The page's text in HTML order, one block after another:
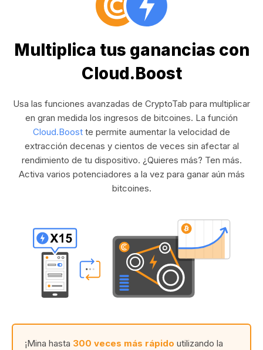
Multiplica tus ganancias con
Cloud.Boost
Usa las funciones avanzadas de CryptoTab para multiplicar
en gran medida los ingresos de bitcoines. La función
Cloud.Boost te permite aumentar la velocidad de
extracción decenas y cientos de veces sin afectar al
rendimiento de tu dispositivo. ¿Quieres más? Ten más.
Activa varios potenciadores a la vez para ganar aún más
bitcoines.
¡Mina hasta 300 veces más rápido utilizando la